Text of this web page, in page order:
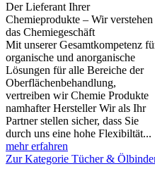
Der Lieferant Ihrer
Chemieprodukte – Wir verstehen
das Chemiegeschäft
Mit unserer Gesamtkompetenz
organische und anorganische
Lösungen für alle Bereiche der
Oberflächenbehandlung,
vertreiben wir Chemie Produkte
namhafter Hersteller Wir als Ihr
Partner stellen sicher, dass Sie
durch uns eine hohe Flexibiltät...
mehr erfahren
Zur Kategorie Tücher &